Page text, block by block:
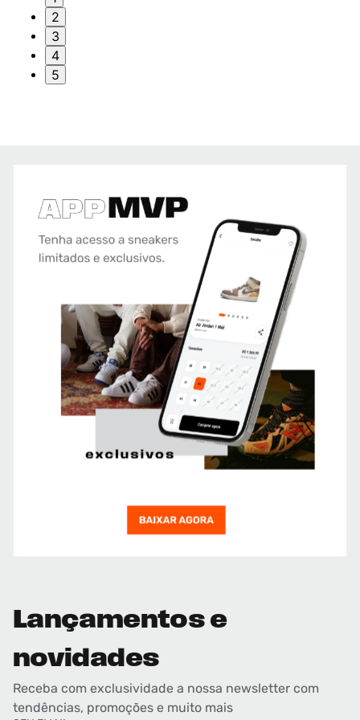
2
3
4
5
Lançamentos e
novidades
Receba com exclusividade a nossa newsletter com
tendências, promoções e muito mais